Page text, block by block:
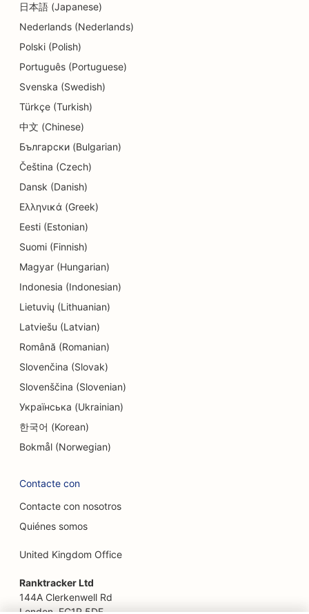
SEO para clínicas dentales
SEO para tiendas de detalles
SEO para comensales
SEO para Servicios de Educación y Atención a la
Infancia
SEO para tiendas de donuts
SEO para tintorerías
SEO para tiendas de electrónica
SEO para empresas de ingeniería
SEO para endodoncistas
SEO para Escape Rooms
OE para restaurantes étnicos
SEO para servicios de lifting facial
SEO para planificadores financieros
SEO para restaurantes de comida rápida
SEO para floristerías
SEO para restaurantes de lujo
日本語 (Japanese)
Nederlands (Nederlands)
Polski (Polish)
Português (Portuguese)
Svenska (Swedish)
Türkçe (Turkish)
中文 (Chinese)
Български (Bulgarian)
Čeština (Czech)
Dansk (Danish)
Ελληνικά (Greek)
Eesti (Estonian)
Suomi (Finnish)
Magyar (Hungarian)
Indonesia (Indonesian)
Lietuvių (Lithuanian)
Latviešu (Latvian)
Română (Romanian)
Slovenčina (Slovak)
Slovenščina (Slovenian)
Українська (Ukrainian)
한국어 (Korean)
Bokmål (Norwegian)
Contacte con
Contacte con nosotros
Quiénes somos
United Kingdom Office
Ranktracker Ltd
144A Clerkenwell Rd
London, EC1R 5DF